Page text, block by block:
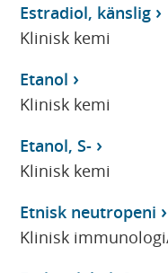
Estradiol, känslig
Klinisk kemi
Etanol
Klinisk kemi
Etanol, S-
Klinisk kemi
Etnisk neutropeni
Klinisk